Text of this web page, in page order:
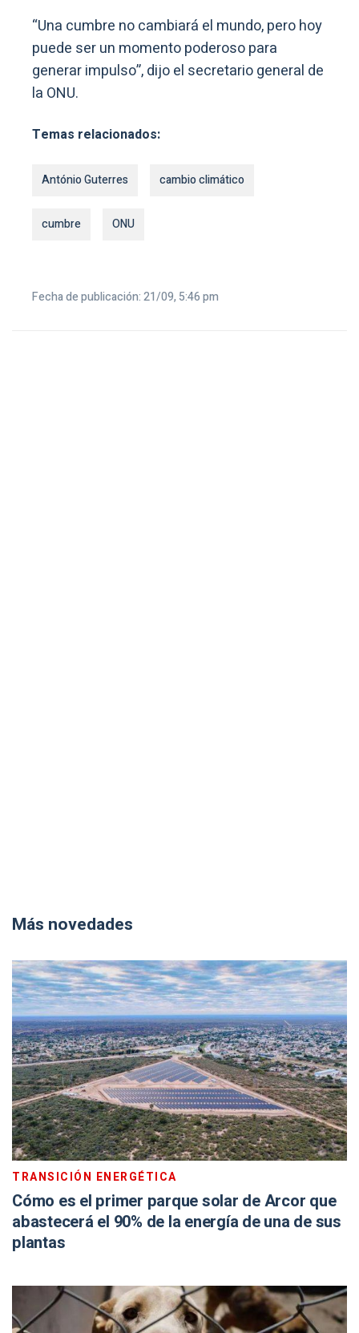
“Una cumbre no cambiará el mundo, pero hoy
puede ser un momento poderoso para
generar impulso”, dijo el secretario general de
la ONU.
Temas relacionados:
António Guterres cambio climático
cumbre ONU
Fecha de publicación: 21/09, 5:46 pm
Más novedades
TRANSICIÓN ENERGÉTICA
Cómo es el primer parque solar de Arcor que
abastecerá el 90% de la energía de una de sus
plantas